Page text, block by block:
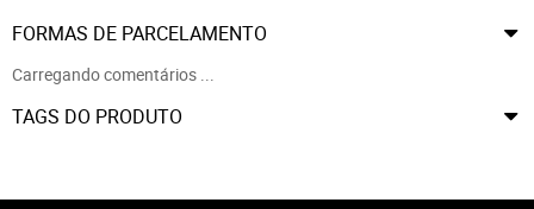
FORMAS DE PARCELAMENTO
Carregando comentários ...
TAGS DO PRODUTO